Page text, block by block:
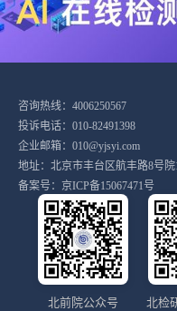
咨询热线：4006250567
投诉电话：010-82491398
企业邮箱：010@yjsyi.com
地址：北京市丰台区航丰路8号院
备案号： 京ICP备15067471号
北前院公众号 北检